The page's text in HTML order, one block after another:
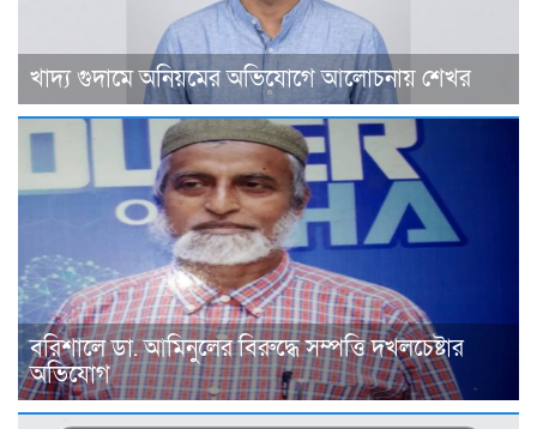
খাদ্য গুদামে অনিয়মের অভিযোগে আলোচনায় শেখর
বরিশালে ডা. আমিনুলের বিরুদ্ধে সম্পত্তি দখলচেষ্টার
অভিযোগ